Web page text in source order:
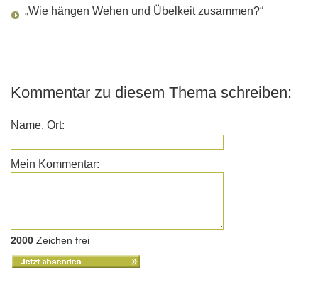
„Wie hängen Wehen und Übelkeit zusammen?“
Kommentar zu diesem Thema schreiben:
Name, Ort:
Mein Kommentar:
2000 Zeichen frei